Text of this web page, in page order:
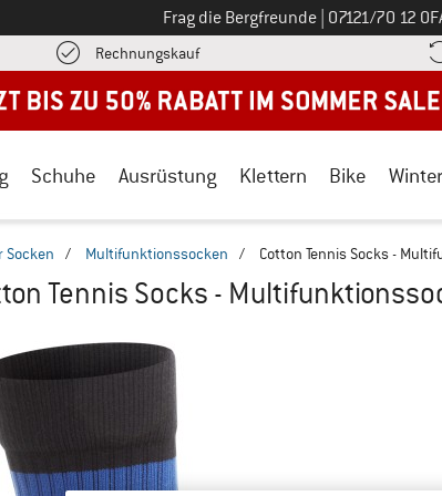
Frag die Bergfreunde Ruf uns an
07121/70 12 0
RechnungskaufFinde die Zahlungs-Infos hier!
Schuhe Ausrüstung Klettern Bike Winter
Socken / Multifunktionssocken / Cotton Tennis Socks -
Tennis Socks -